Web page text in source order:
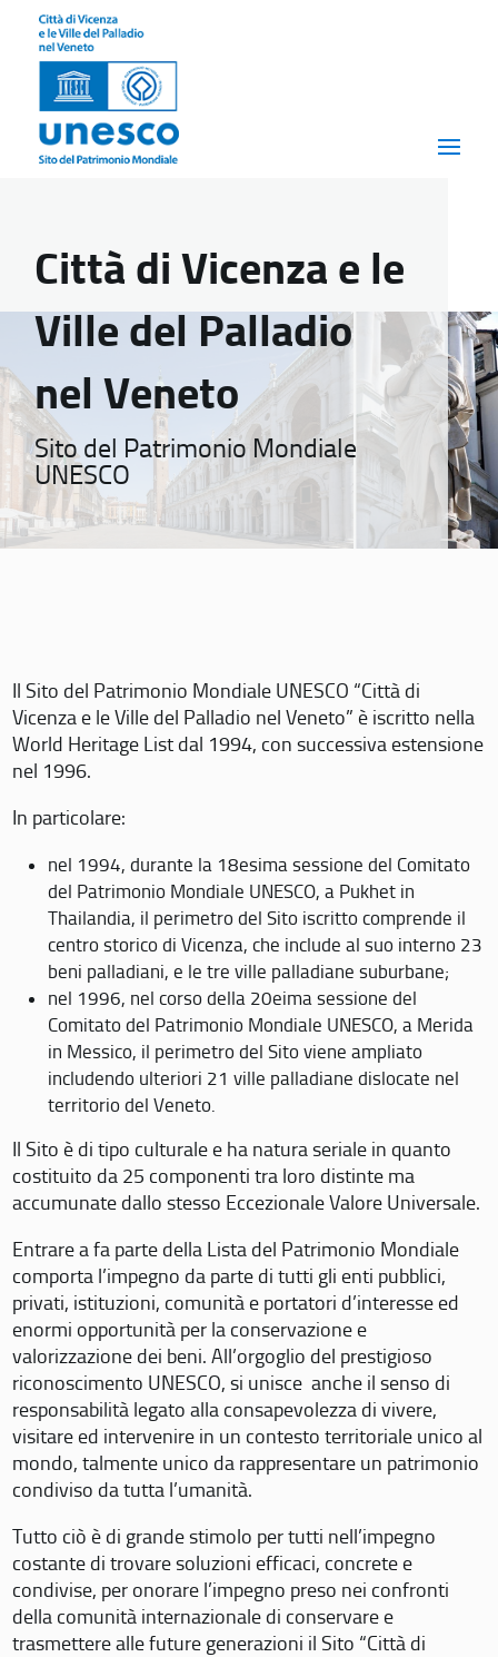
Città di Vicenza e le
Ville del Palladio
nel Veneto
Sito del Patrimonio Mondiale
UNESCO
Il Sito del Patrimonio Mondiale UNESCO “Città di
Vicenza e le Ville del Palladio nel Veneto” è iscritto nella
World Heritage List dal 1994, con successiva estensione
nel 1996.
In particolare:
nel 1994, durante la 18esima sessione del Comitato
del Patrimonio Mondiale UNESCO, a Pukhet in
Thailandia, il perimetro del Sito iscritto comprende il
centro storico di Vicenza, che include al suo interno 23
beni palladiani, e le tre ville palladiane suburbane;
nel 1996, nel corso della 20eima sessione del
Comitato del Patrimonio Mondiale UNESCO, a Merida
in Messico, il perimetro del Sito viene ampliato
includendo ulteriori 21 ville palladiane dislocate nel
territorio del Veneto.
Il Sito è di tipo culturale e ha natura seriale in quanto
costituito da 25 componenti tra loro distinte ma
accumunate dallo stesso Eccezionale Valore Universale.
Entrare a fa parte della Lista del Patrimonio Mondiale
comporta l’impegno da parte di tutti gli enti pubblici,
privati, istituzioni, comunità e portatori d’interesse ed
enormi opportunità per la conservazione e
valorizzazione dei beni. All’orgoglio del prestigioso
riconoscimento UNESCO, si unisce anche il senso di
responsabilità legato alla consapevolezza di vivere,
visitare ed intervenire in un contesto territoriale unico al
mondo, talmente unico da rappresentare un patrimonio
condiviso da tutta l’umanità.
Tutto ciò è di grande stimolo per tutti nell’impegno
costante di trovare soluzioni efficaci, concrete e
condivise, per onorare l’impegno preso nei confronti
della comunità internazionale di conservare e
trasmettere alle future generazioni il Sito “Città di